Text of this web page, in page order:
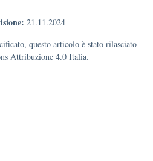
21.11.2024
questo articolo è stato rilasciato
Attribuzione 4.0 Italia.